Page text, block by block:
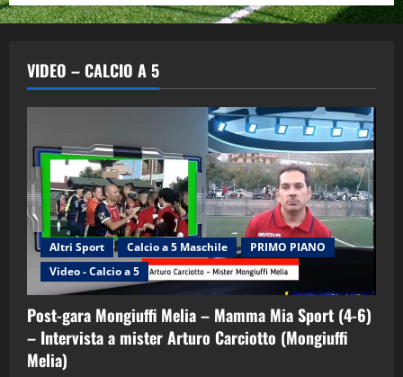
VIDEO – CALCIO A 5
Altri Sport Calcio a 5 Maschile
PRIMO PIANO
Video - Calcio a 5
Post-gara Mongiuffi Melia – Mamma Mia Sport (4-6)
– Intervista a mister Arturo Carciotto (Mongiuffi
Melia)